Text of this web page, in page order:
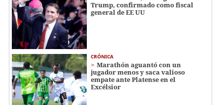
Trump, confirmado como fiscal
general de EE UU
CRÓNICA
Marathón aguantó con un
jugador menos y saca valioso
empate ante Platense en el
Excélsior